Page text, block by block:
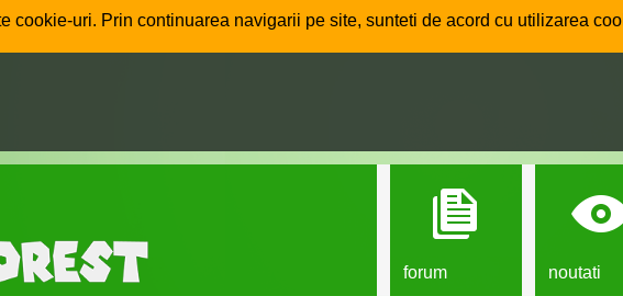
cookie-uri. Prin continuarea navigarii pe site, sunteti de acord cu utilizarea
forum noutati